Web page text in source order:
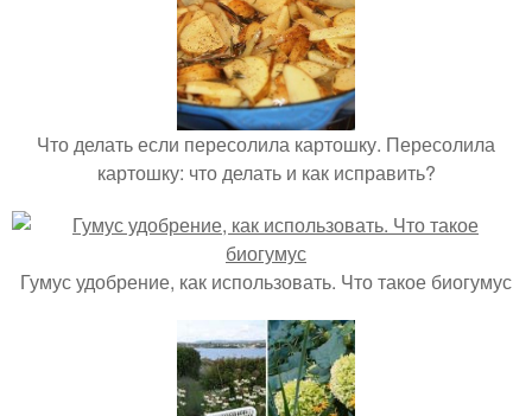
Что делать если пересолила картошку. Пересолила
картошку: что делать и как исправить?
Гумус удобрение, как использовать. Что такое биогумус